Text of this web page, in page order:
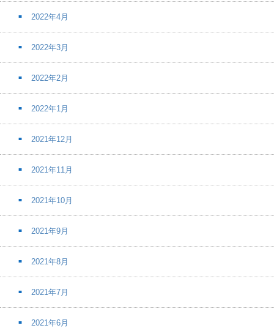
2022年4月
2022年3月
2022年2月
2022年1月
2021年12月
2021年11月
2021年10月
2021年9月
2021年8月
2021年7月
2021年6月